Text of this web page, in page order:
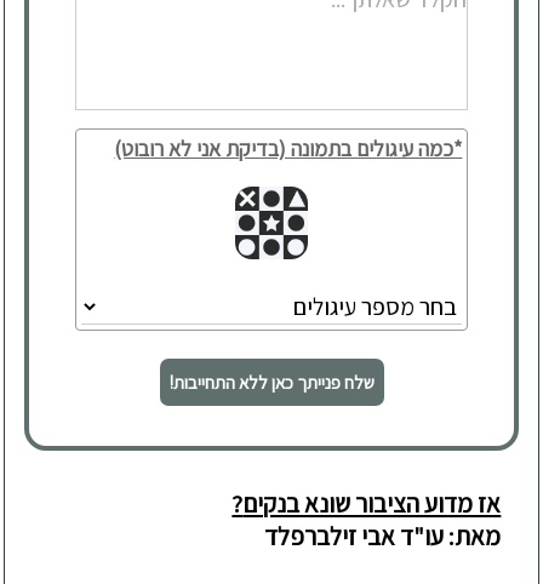
*כמה עיגולים בתמונה (בדיקת אני לא רובוט)
שלח פנייתך כאן ללא התחייבות!
אז מדוע הציבור שונא בנקים?
מאת:עו"ד אבי זילברפלד